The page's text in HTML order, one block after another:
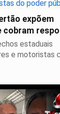
expõem
cobram
estaduais
e motoristas